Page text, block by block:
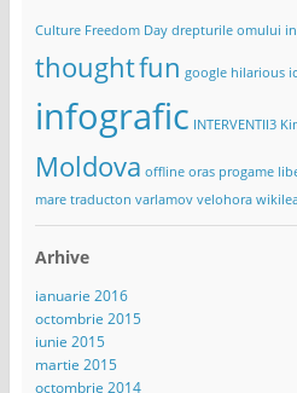
Culture Freedom Day drepturile omului
thoughtfun google hilarious
infografic INTERVENTII3
Moldova offline oras progame
mare traducton varlamov velohora
Arhive
ianuarie 2016
octombrie 2015
iunie 2015
martie 2015
octombrie 2014